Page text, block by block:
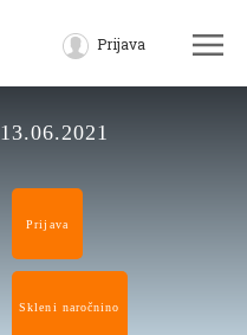
Prijava
13.06.2021
Prijava
Skleni naročnino